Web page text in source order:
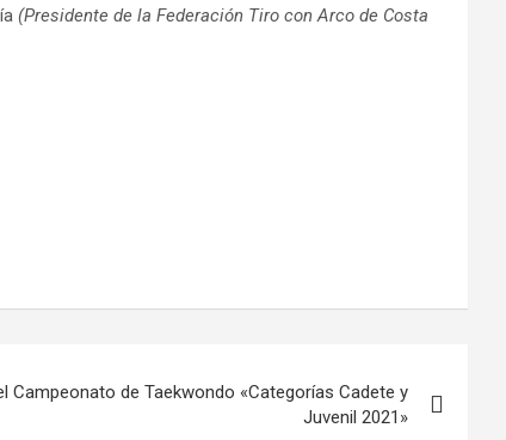
(Presidente de la Federación Tiro con Arco de Costa
Campeonato de Taekwondo «Categorías Cadete y
Juvenil 2021»